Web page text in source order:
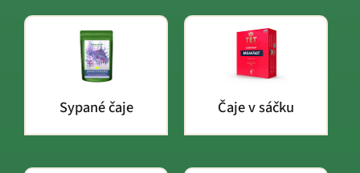
Sypané čaje Čaje v sáčku